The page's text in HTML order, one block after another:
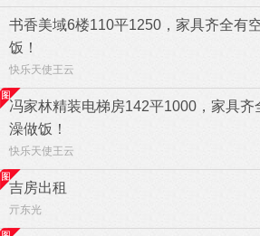
书香美域6楼110平1250，家具齐全有
饭！
快乐天使王云
冯家林精装电梯房142平1000，家具
澡做饭！
快乐天使王云
吉房出租
亓东光